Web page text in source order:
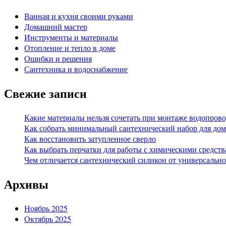
Ванная и кухня своими руками
Домашний мастер
Инструменты и материалы
Отопление и тепло в доме
Ошибки и решения
Сантехника и водоснабжение
Свежие записи
Какие материалы нельзя сочетать при монтаже
Как собрать минимальный сантехнический набор для
Как восстановить затупленное сверло
Как выбрать перчатки для работы с химическими
Чем отличается сантехнический силикон от
Архивы
Ноябрь 2025
Октябрь 2025